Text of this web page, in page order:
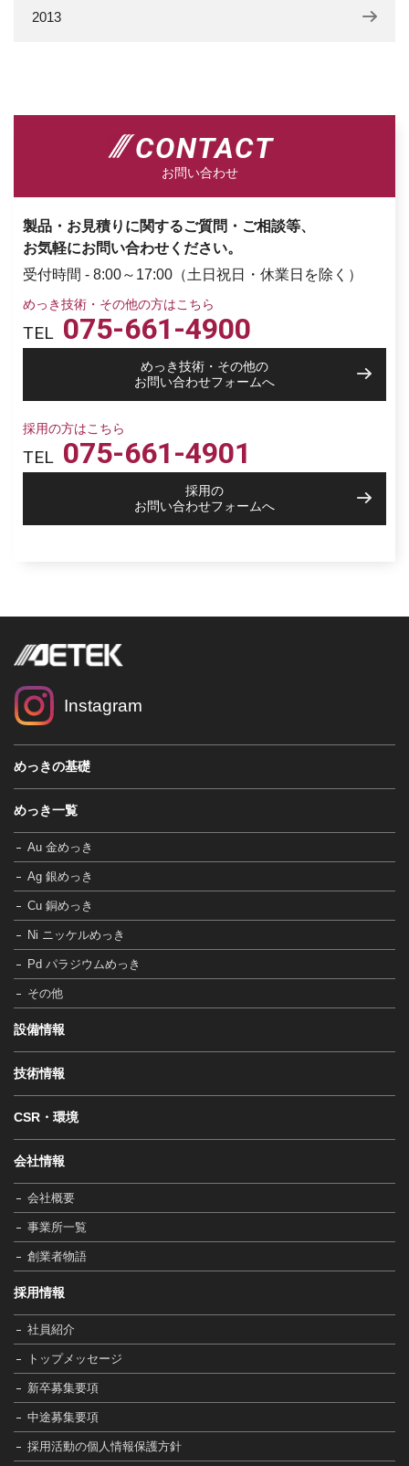
2013
CONTACT
お問い合わせ
製品・お見積りに関するご質問・ご相談等、
お気軽にお問い合わせください。
受付時間 - 8:00～17:00（土日祝日・休業日を除く）
めっき技術・その他の方はこちら
TEL 075-661-4900
めっき技術・その他の
お問い合わせフォームへ
採用の方はこちら
TEL 075-661-4901
採用の
お問い合わせフォームへ
Instagram
めっきの基礎
めっき一覧
Au 金めっき
Ag 銀めっき
Cu 銅めっき
Ni ニッケルめっき
Pd パラジウムめっき
その他
設備情報
技術情報
CSR・環境
会社情報
会社概要
事業所一覧
創業者物語
採用情報
社員紹介
トップメッセージ
新卒募集要項
中途募集要項
採用活動の個人情報保護方針